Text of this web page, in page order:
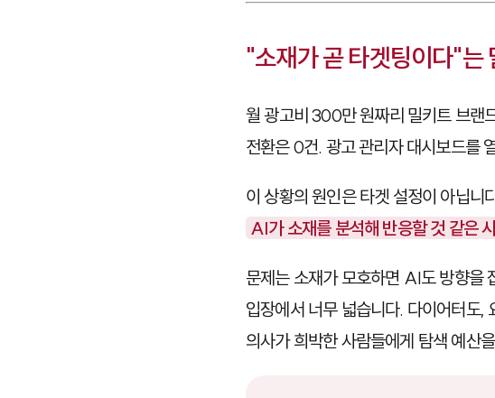
"소재가 곧 타겟팅이다"는
월 광고비 300만 원짜리 밀키트 브랜
전환은 0건. 광고 관리자 대시보드를
이 상황의 원인은 타겟 설정이 아닙
AI가 소재를 분석해 반응할 것 같은
문제는 소재가 모호하면 AI도 방향을
입장에서 너무 넓습니다. 다이어터도
의사가 희박한 사람들에게 탐색 예산